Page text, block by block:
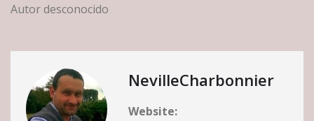
Autor desconocido
NevilleCharbonnier
Website: